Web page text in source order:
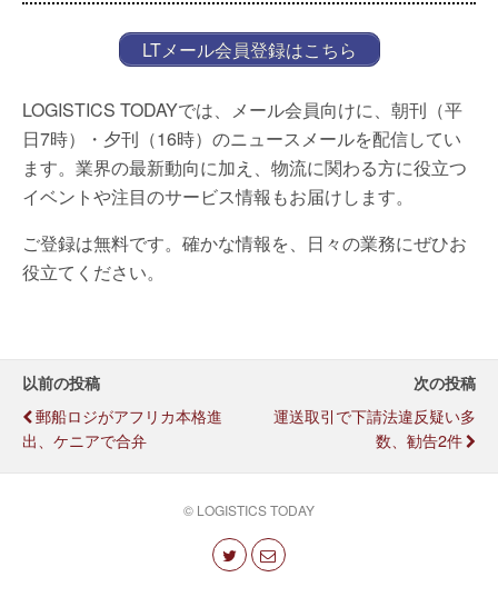
LTメール会員登録はこちら
LOGISTICS TODAYでは、メール会員向けに、朝刊（平
日7時）・夕刊（16時）のニュースメールを配信してい
ます。業界の最新動向に加え、物流に関わる方に役立つ
イベントや注目のサービス情報もお届けします。
ご登録は無料です。確かな情報を、日々の業務にぜひお
役立てください。
以前の投稿
郵船ロジがアフリカ本格進
出、ケニアで合弁
次の投稿
運送取引で下請法違反疑い多
数、勧告2件
© LOGISTICS TODAY